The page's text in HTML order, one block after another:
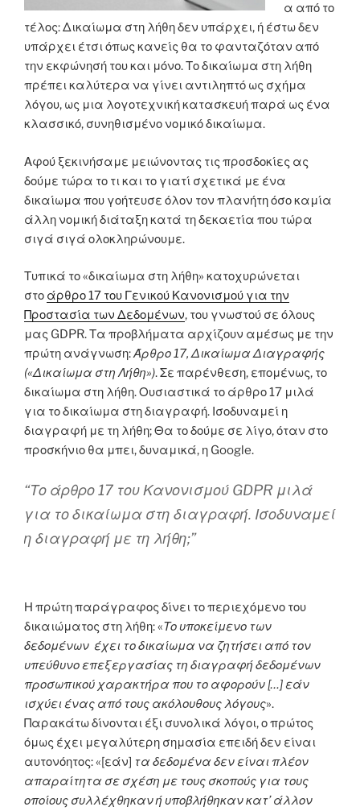
α από το
τέλος: Δικαίωμα στη λήθη δεν υπάρχει, ή έστω δεν
υπάρχει έτσι όπως κανείς θα το φανταζόταν από
την εκφώνησή του και μόνο. Το δικαίωμα στη λήθη
πρέπει καλύτερα να γίνει αντιληπτό ως σχήμα
λόγου, ως μια λογοτεχνική κατασκευή παρά ως ένα
κλασσικό, συνηθισμένο νομικό δικαίωμα.
Αφού ξεκινήσαμε μειώνοντας τις προσδοκίες ας
δούμε τώρα το τι και το γιατί σχετικά με ένα
δικαίωμα που γοήτευσε όλον τον πλανήτη όσο καμία
άλλη νομική διάταξη κατά τη δεκαετία που τώρα
σιγά σιγά ολοκληρώνουμε.
Τυπικά το «δικαίωμα στη λήθη» κατοχυρώνεται
στο άρθρο 17 του Γενικού Κανονισμού για την
Προστασία των Δεδομένων, του γνωστού σε όλους
μας GDPR. Τα προβλήματα αρχίζουν αμέσως με την
πρώτη ανάγνωση:Άρθρο 17, Δικαίωμα Διαγραφής
(«Δικαίωμα στη Λήθη»). Σε παρένθεση, επομένως, το
δικαίωμα στη λήθη. Ουσιαστικά το άρθρο 17 μιλά
για το δικαίωμα στη διαγραφή. Ισοδυναμεί η
διαγραφή με τη λήθη; Θα το δούμε σε λίγο, όταν στο
προσκήνιο θα μπει, δυναμικά, η Google.
“Το άρθρο 17 του Κανονισμού GDPR μιλά
για το δικαίωμα στη διαγραφή. Ισοδυναμεί
η διαγραφή με τη λήθη;”
Η πρώτη παράγραφος δίνει το περιεχόμενο του
δικαιώματος στη λήθη: «Το υποκείμενο των
δεδομένων έχει το δικαίωμα να ζητήσει από τον
υπεύθυνο επεξεργασίας τη διαγραφή δεδομένων
προσωπικού χαρακτήρα που το αφορούν […] εάν
ισχύει ένας από τους ακόλουθους λόγους».
Παρακάτω δίνονται έξι συνολικά λόγοι, ο πρώτος
όμως έχει μεγαλύτερη σημασία επειδή δεν είναι
αυτονόητος: «[εάν] τα δεδομένα δεν είναι πλέον
απαραίτητα σε σχέση με τους σκοπούς για τους
οποίους συλλέχθηκαν ή υποβλήθηκαν κατ’ άλλον